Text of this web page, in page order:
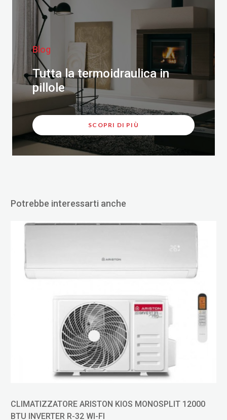
Blog
Tutta la termoidraulica in
pillole
SCOPRI DI PIÙ
Potrebbe interessarti anche
CLIMATIZZATORE ARISTON KIOS MONOSPLIT 12000
BTU INVERTER R-32 WI-FI